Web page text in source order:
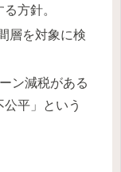
る方針。
層を対象に検
ン減税がある
平」という